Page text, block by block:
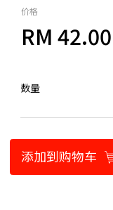
价格
RM 42.00
数量
添加到购物车